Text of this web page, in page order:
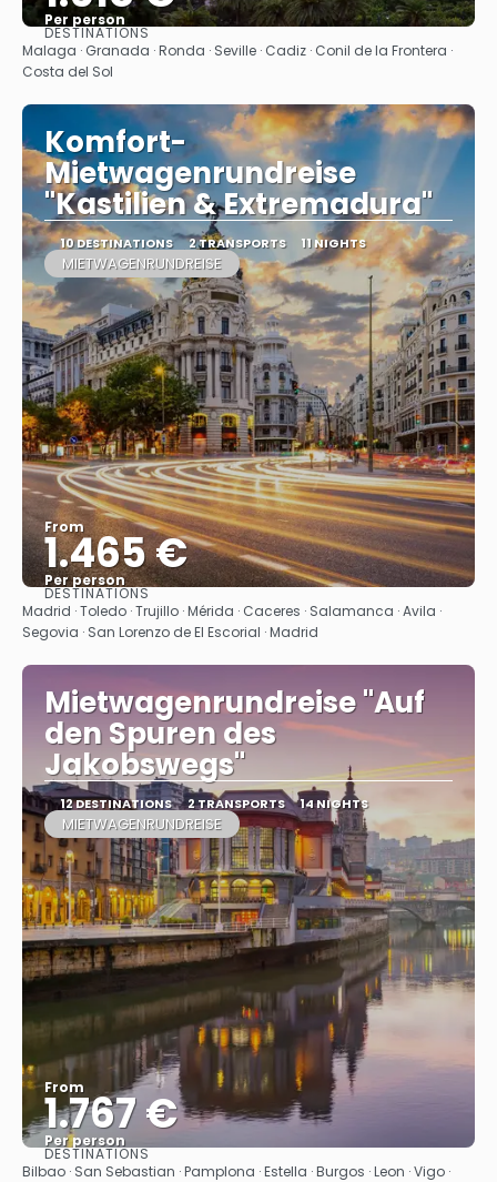
Per person
See
DESTINATIONS
Malaga · Granada · Ronda · Seville · Cadiz · Conil de la Frontera ·
Costa del Sol
Komfort-
Mietwagenrundreise
"Kastilien & Extremadura"
10 DESTINATIONS 2 TRANSPORTS 11 NIGHTS
MIETWAGENRUNDREISE
From
1.465 €
Per person
See
DESTINATIONS
Madrid · Toledo · Trujillo · Mérida · Caceres‎ · Salamanca · Avila ·
Segovia · San Lorenzo de El Escorial · Madrid
Mietwagenrundreise "Auf
den Spuren des
Jakobswegs"
12 DESTINATIONS 2 TRANSPORTS 14 NIGHTS
MIETWAGENRUNDREISE
From
1.767 €
Per person
See
DESTINATIONS
Bilbao · San Sebastian · Pamplona · Estella · Burgos · Leon · Vigo ·